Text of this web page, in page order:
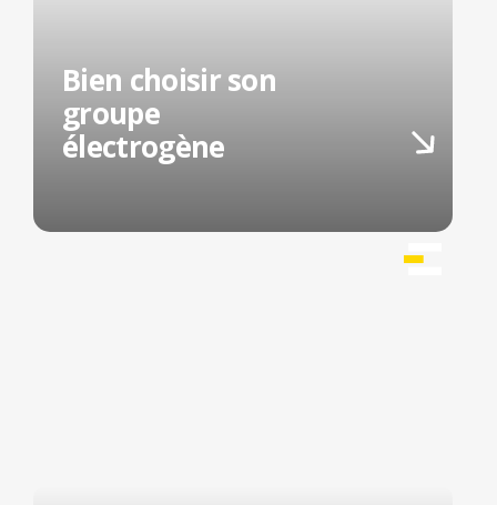
Bien choisir son
groupe
électrogène